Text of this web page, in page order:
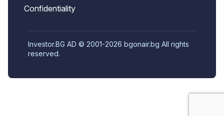
Confidentiality
Investor.BG AD © 2001-2026 bgonair.bg All rights
reserved.